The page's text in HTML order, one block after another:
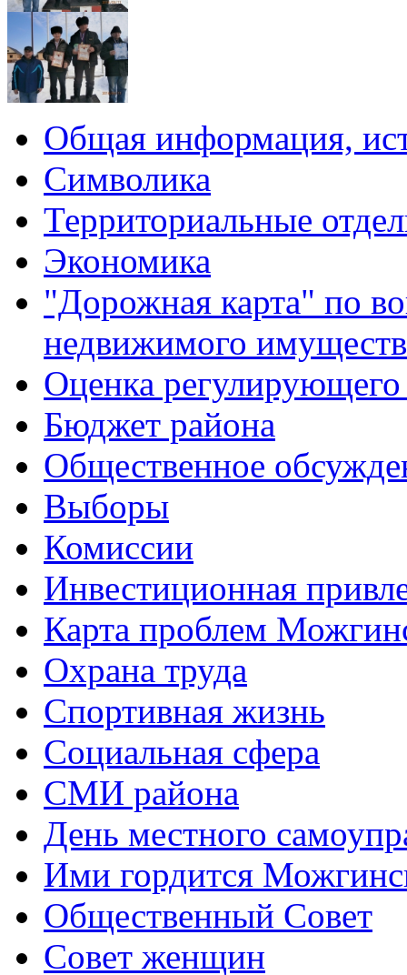
Общая информация,
Символика
Территориальные
Экономика
"Дорожная карта" по
недвижимого
Оценка регулирующего
Бюджет района
Общественное
Выборы
Комиссии
Инвестиционная
Карта проблем
Охрана труда
Спортивная жизнь
Социальная сфера
СМИ района
День местного
Ими гордится
Общественный Совет
Совет женщин